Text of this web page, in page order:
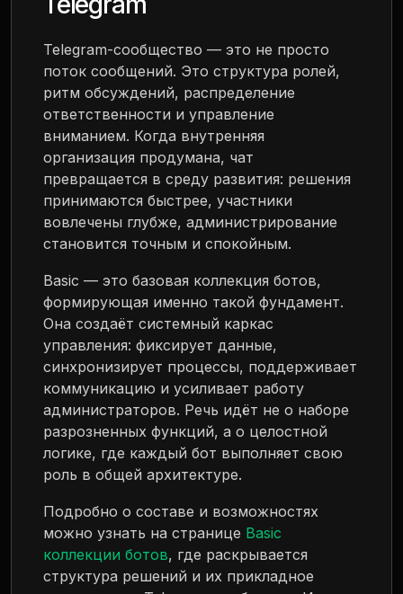
Telegram-сообщество — это не просто
поток сообщений. Это структура ролей,
ритм обсуждений, распределение
ответственности и управление
вниманием. Когда внутренняя
организация продумана, чат
превращается в среду развития: решения
принимаются быстрее, участники
вовлечены глубже, администрирование
становится точным и спокойным.
Basic — это базовая коллекция ботов,
формирующая именно такой фундамент.
Она создаёт системный каркас
управления: фиксирует данные,
синхронизирует процессы, поддерживает
коммуникацию и усиливает работу
администраторов. Речь идёт не о наборе
разрозненных функций, а о целостной
логике, где каждый бот выполняет свою
роль в общей архитектуре.
Подробно о составе и возможностях
можно узнать на странице Basic
коллекции ботов, где раскрывается
структура решений и их прикладное